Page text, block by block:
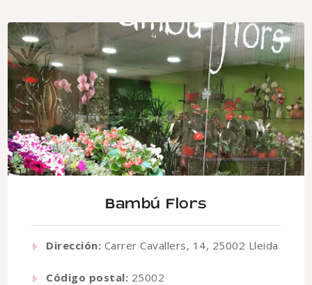
Bambú Flors
Dirección: Carrer Cavallers, 14, 25002 Lleida
Código postal: 25002